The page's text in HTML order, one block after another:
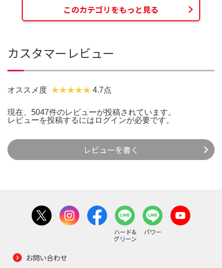
このカテゴリをもっと見る
カスタマーレビュー
オススメ度 4.7点
現在、5047件のレビューが投稿されています。
レビューを投稿するには ログインが必要です。
レビューを書く
ハード&
グリーン
パワー
お問い合わせ